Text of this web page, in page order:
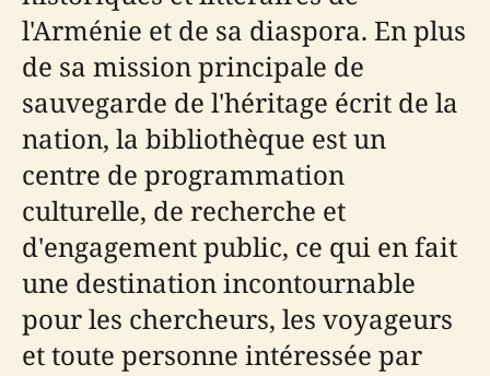
l'Arménie et de sa diaspora. En plus
de sa mission principale de
sauvegarde de l'héritage écrit de la
nation, la bibliothèque est un
centre de programmation
culturelle, de recherche et
d'engagement public, ce qui en fait
une destination incontournable
pour les chercheurs, les voyageurs
et toute personne intéressée par